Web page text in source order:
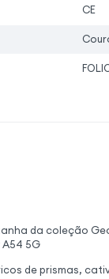
CE
da coleção
5G
de prismas,